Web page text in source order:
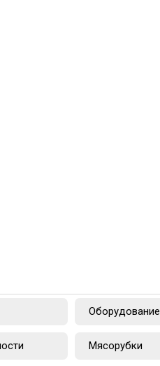
Мясорубки